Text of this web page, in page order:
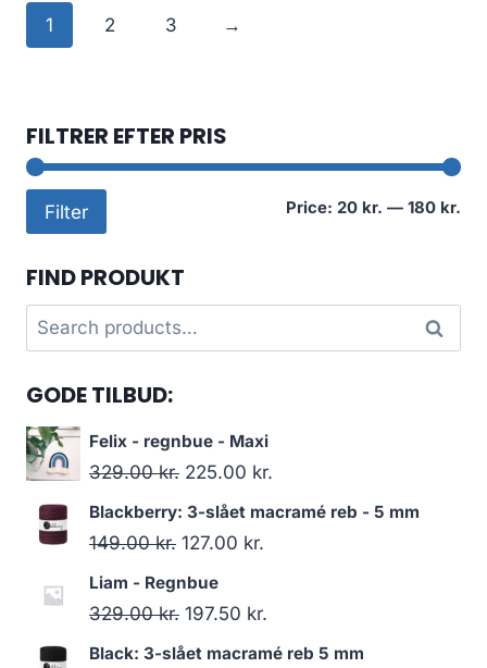
1 2 3 →
FILTRER EFTER PRIS
Filter Price: 20 kr. — 180 kr.
FIND PRODUKT
Search
for:
Search
GODE TILBUD:
Felix - regnbue - Maxi
329.00kr. 225.00 kr.
Blackberry: 3-slået macramé reb - 5 mm
149.00kr. 127.00 kr.
Liam - Regnbue
329.00kr. 197.50 kr.
Black: 3-slået macramé reb 5 mm